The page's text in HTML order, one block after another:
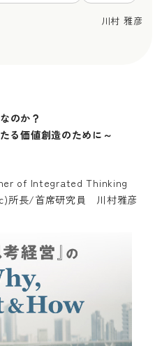
川村 雅彦
のか？
る価値創造のために～
of Integrated Thinking
所長/首席研究員 川村雅彦